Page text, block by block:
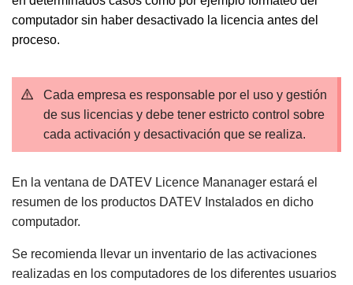
computador sin haber desactivado la licencia antes del
proceso.
Cada empresa es responsable por el uso y gestión
de sus licencias y debe tener estricto control sobre
cada activación y desactivación que se realiza.
En la ventana de DATEV Licence Mananager estará el
resumen de los productos DATEV Instalados en dicho
computador.
Se recomienda llevar un inventario de las activaciones
realizadas en los computadores de los diferentes usuarios